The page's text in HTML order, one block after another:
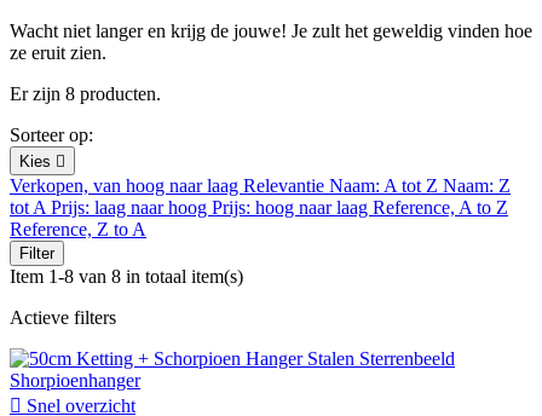
Wacht niet langer en krijg de jouwe! Je zult het geweldig vinden hoe
ze eruit zien.
Er zijn 8 producten.
Sorteer op:
Kies 
Verkopen, van hoog naar laag Relevantie Naam: A tot Z Naam: Z
tot APrijs: laag naar hoog Prijs: hoog naar laag Reference, A to Z
Reference, Z to A
Filter
Item 1-8 van 8 in totaal item(s)
Actieve filters
 Snel overzicht